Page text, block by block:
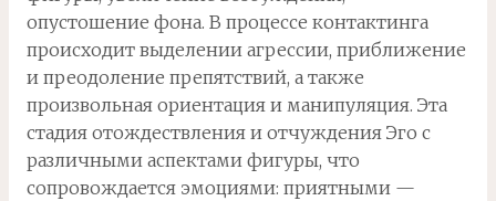
опустошение фона. В процессе контактинга
происходит выделении агрессии, приближение
и преодоление препятствий, а также
произвольная ориентация и манипуляция. Эта
стадия отождествления и отчуждения Эго с
различными аспектами фигуры, что
сопровождается эмоциями: приятными —